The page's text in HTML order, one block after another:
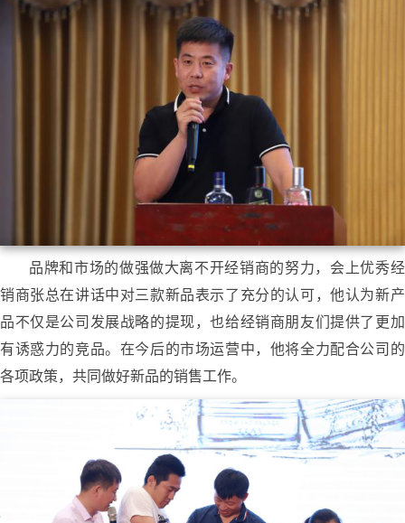
品牌和市场的做强做大离不开经销商的努力，会上优秀经
销商张总在讲话中对三款新品表示了充分的认可，他认为新产
品不仅是公司发展战略的提现，也给经销商朋友们提供了更加
有诱惑力的竞品。在今后的市场运营中，他将全力配合公司的
各项政策，共同做好新品的销售工作。